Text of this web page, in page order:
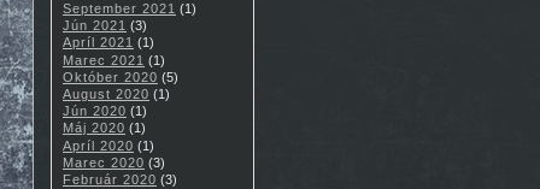
September 2021 (1)
Jún 2021 (3)
Apríl 2021 (1)
Marec 2021 (1)
Október 2020 (5)
August 2020 (1)
Jún 2020 (1)
Máj 2020 (1)
Apríl 2020 (1)
Marec 2020 (3)
Február 2020 (3)